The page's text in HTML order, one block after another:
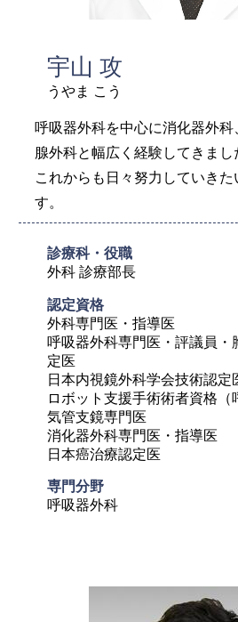
宇山 攻
うやま こう
呼吸器外科を中心に消化器外
腺外科と幅広く経験してきまし
これからも日々努力していきた
す。
診療科・役職
外科 診療部長
外科専門医・指導医
呼吸器外科専門医・評議員・
定医
日本内視鏡外科学会技術認定
ロボット支援手術術者資格（
気管支鏡専門医
消化器外科専門医・指導医
日本癌治療認定医
専門分野
呼吸器外科